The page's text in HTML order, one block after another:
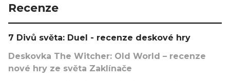
Recenze
7 Divů světa: Duel - recenze deskové hry
Deskovka The Witcher: Old World – recenze
nové hry ze světa Zaklínače